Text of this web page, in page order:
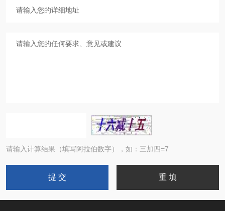
请输入计算结果（填写阿拉伯数字），如：三加四=7